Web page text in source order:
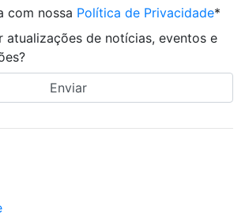
com nossa Política de Privacidade*
atualizações de notícias, eventos e